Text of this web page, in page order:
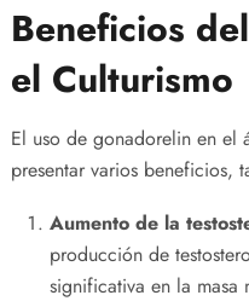
Beneficios
el Culturismo
El uso de gonadorelin en el
presentar varios beneficios,
Aumento de la
producción de
significativa en la masa